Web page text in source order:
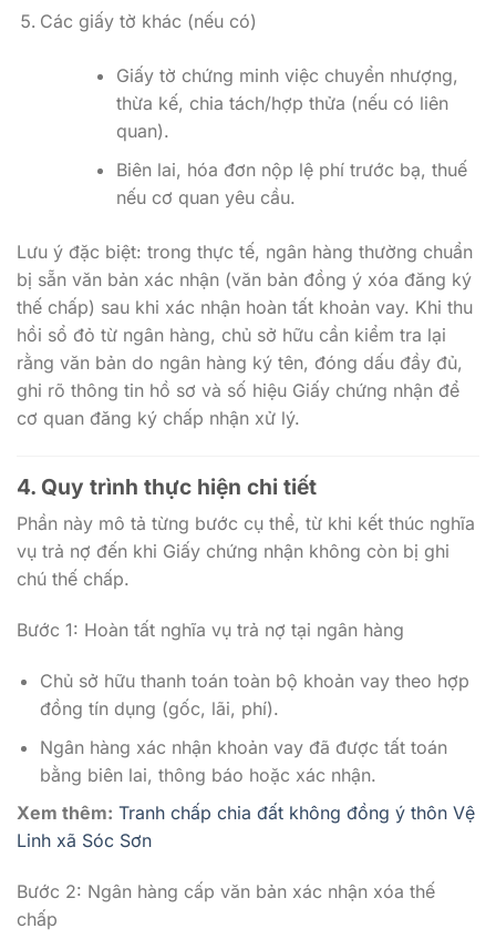
Các giấy tờ khác (nếu có)
Giấy tờ chứng minh việc chuyển nhượng,
thừa kế, chia tách/hợp thửa (nếu có liên
quan).
Biên lai, hóa đơn nộp lệ phí trước bạ, thuế
nếu cơ quan yêu cầu.
Lưu ý đặc biệt: trong thực tế, ngân hàng thường chuẩn
bị sẵn văn bản xác nhận (văn bản đồng ý xóa đăng ký
thế chấp) sau khi xác nhận hoàn tất khoản vay. Khi thu
hồi sổ đỏ từ ngân hàng, chủ sở hữu cần kiểm tra lại
rằng văn bản do ngân hàng ký tên, đóng dấu đầy đủ,
ghi rõ thông tin hồ sơ và số hiệu Giấy chứng nhận để
cơ quan đăng ký chấp nhận xử lý.
4. Quy trình thực hiện chi tiết
Phần này mô tả từng bước cụ thể, từ khi kết thúc nghĩa
vụ trả nợ đến khi Giấy chứng nhận không còn bị ghi
chú thế chấp.
Bước 1: Hoàn tất nghĩa vụ trả nợ tại ngân hàng
Chủ sở hữu thanh toán toàn bộ khoản vay theo hợp
đồng tín dụng (gốc, lãi, phí).
Ngân hàng xác nhận khoản vay đã được tất toán
bằng biên lai, thông báo hoặc xác nhận.
Xem thêm: Tranh chấp chia đất không đồng ý thôn Vệ
Linh xã Sóc Sơn
Bước 2: Ngân hàng cấp văn bản xác nhận xóa thế
chấp